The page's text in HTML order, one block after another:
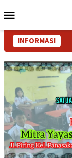
ke
Mobile
INFORMASI